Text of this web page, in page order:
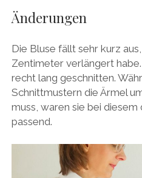
Änderungen
Die Bluse fällt sehr kurz
Zentimeter verlängert
recht lang geschnitten.
Schnittmustern die Ärmel
muss, waren sie bei
passend.